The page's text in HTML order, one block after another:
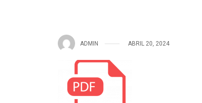
ADMIN ABRIL 20, 2024